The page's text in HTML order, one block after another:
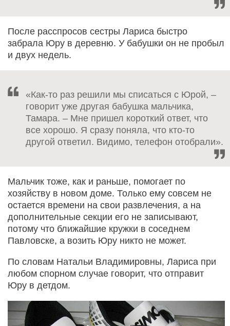
После расспросов сестры Лариса быстро
забрала Юру в деревню. У бабушки он не пробыл
и двух недель.
«Как-то раз решили мы списаться с Юрой, –
говорит уже другая бабушка мальчика,
Тамара. – Мне пришел короткий ответ, что
все хорошо. Я сразу поняла, что кто-то
другой ответил. Видимо, телефон отобрали».
Мальчик тоже, как и раньше, помогает по
хозяйству в новом доме. Только ему совсем не
остается времени на свои развлечения, а на
дополнительные секции его не записывают,
потому что ближайшие кружки в соседнем
Павловске, а возить Юру никто не может.
По словам Натальи Владимировны, Лариса при
любом спорном случае говорит, что отправит
Юру в детдом.